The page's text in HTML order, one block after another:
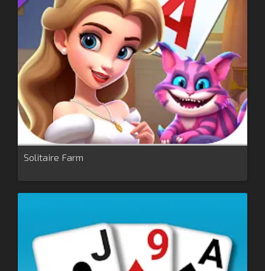
Solitaire Farm